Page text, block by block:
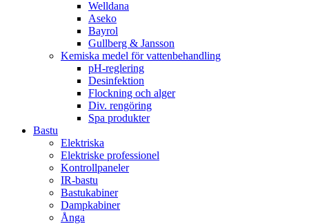
Welldana
Aseko
Bayrol
Gullberg & Jansson
Kemiska medel för vattenbehandling
pH-reglering
Desinfektion
Flockning och alger
Div. rengöring
Spa produkter
Bastu
Elektriska
Elektriske professionel
Kontrollpaneler
IR-bastu
Bastukabiner
Dampkabiner
Ånga